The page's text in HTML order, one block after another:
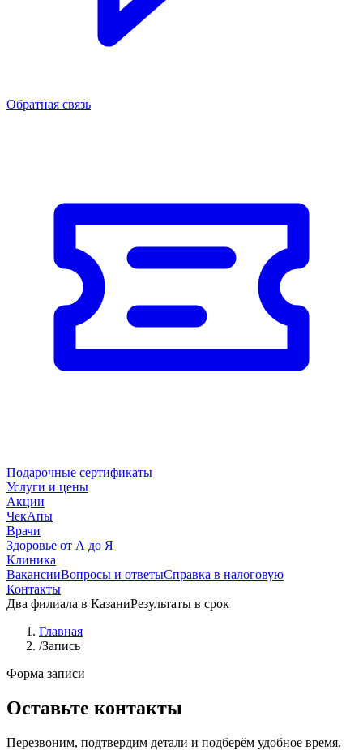
Обратная связь
Подарочные сертификаты
Услуги и цены
Акции
ЧекАпы
Врачи
Здоровье от А до Я
Клиника
ВакансииВопросы и ответыСправка в налоговую
Контакты
Два филиала в КазаниРезультаты в срок
Главная
/Запись
Форма записи
Оставьте контакты
Перезвоним, подтвердим детали и подберём удобное время.